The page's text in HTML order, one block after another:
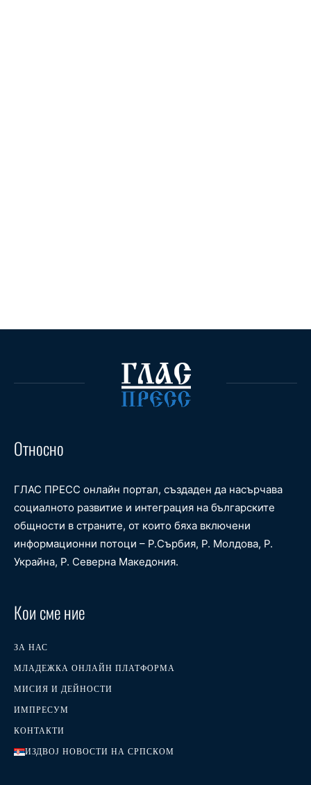
Относно
ГЛАС ПРЕСС онлайн портал, създаден да насърчава
социалното развитие и интеграция на българските
общности в страните, от които бяха включени
информационни потоци – Р.Сърбия, Р. Молдова, Р.
Украйна, Р. Северна Македония.
Кои сме ние
ЗА НАС
МЛАДЕЖКА ОНЛАЙН ПЛАТФОРМА
МИСИЯ И ДЕЙНОСТИ
ИМПРЕСУМ
КОНТАКТИ
ИЗДВОЈ НОВОСТИ НА СРПСКОМ